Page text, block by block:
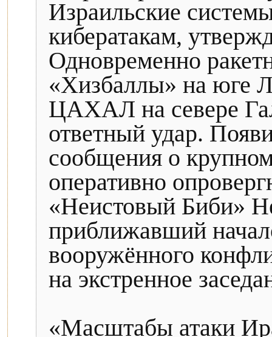
Израильские
кибератакам,
Одновременно
«Хизбаллы» на юге
ЦАХАЛ на севере
ответный удар.
сообщения о
оперативно
«Неистовый Биби»
приближавший
вооружённого
на экстренное
«Масштабы атаки